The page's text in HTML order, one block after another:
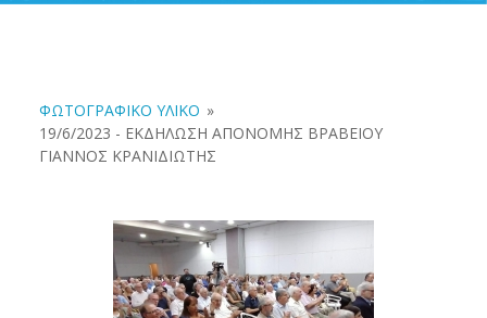
ΦΩΤΟΓΡΑΦΙΚΟ ΥΛΙΚΟ »
19/6/2023 - ΕΚΔΗΛΩΣΗ ΑΠΟΝΟΜΗΣ ΒΡΑΒΕΙΟΥ
ΓΙΑΝΝΟΣ ΚΡΑΝΙΔΙΩΤΗΣ